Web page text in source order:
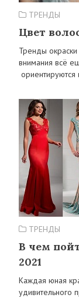
ТРЕНДЫ
Цвет
Тренды
внимания всё
ориентируются
ТРЕНДЫ
В чем
2021
Каждая юная
удивительного